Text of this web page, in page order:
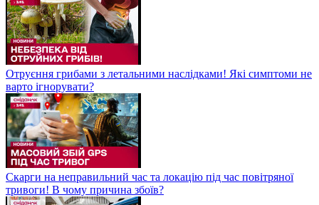
Отруєння грибами з летальними наслідками! Які симптоми не
варто ігнорувати?
Скарги на неправильний час та локацію під час повітряної
тривоги! В чому причина збоїв?